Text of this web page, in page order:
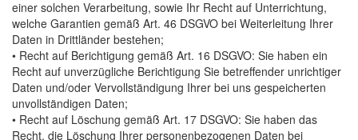
einer solchen Verarbeitung, sowie Ihr Recht auf Unterrichtung,
welche Garantien gemäß Art. 46 DSGVO bei Weiterleitung Ihrer
Daten in Drittländer bestehen;
• Recht auf Berichtigung gemäß Art. 16 DSGVO: Sie haben ein
Recht auf unverzügliche Berichtigung Sie betreffender unrichtiger
Daten und/oder Vervollständigung Ihrer bei uns gespeicherten
unvollständigen Daten;
• Recht auf Löschung gemäß Art. 17 DSGVO: Sie haben das
Recht, die Löschung Ihrer personenbezogenen Daten bei